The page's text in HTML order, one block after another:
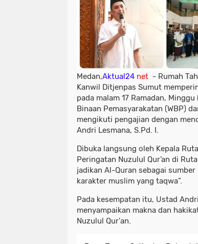
Medan,Aktual24 net - Rumah
Kanwil Ditjenpas Sumut
pada malam 17 Ramadan,
Binaan Pemasyarakatan (WBP)
mengikuti pengajian dengan
Andri Lesmana, S.Pd. I.
Dibuka langsung oleh Kepala
Peringatan Nuzulul Qur’an di
jadikan Al-Quran sebagai
karakter muslim yang taqwa”.
Pada kesempatan itu, Ustad
menyampaikan makna dan
Nuzulul Qur'an.